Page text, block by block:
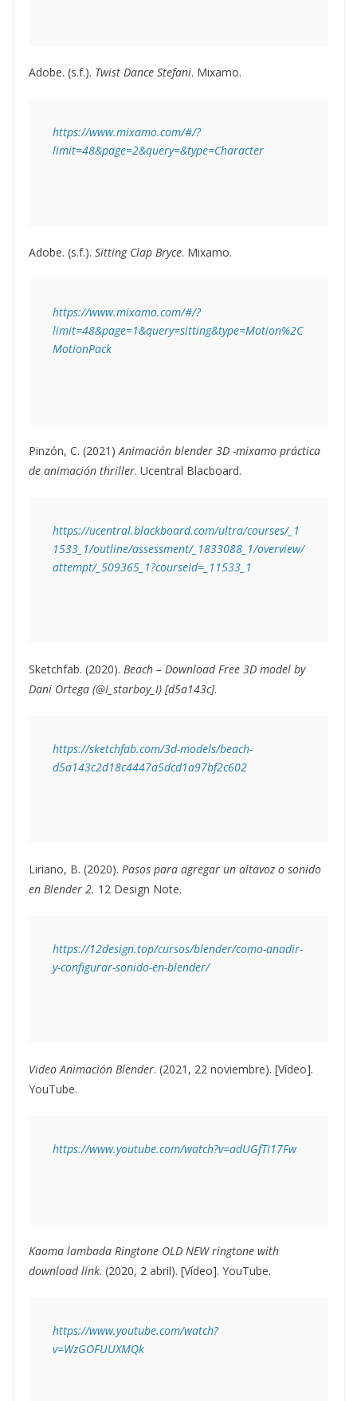
Adobe. (s.f.). Twist Dance Stefani. Mixamo.
https://www.mixamo.com/#/?
limit=48&page=2&query=&type=Character
Adobe. (s.f.). Sitting Clap Bryce. Mixamo.
https://www.mixamo.com/#/?
limit=48&page=1&query=sitting&type=Motion%2C
MotionPack
Pinzón, C. (2021)Animación blender 3D -mixamo práctica
de animación thriller. Ucentral Blacboard.
https://ucentral.blackboard.com/ultra/courses/_1
1533_1/outline/assessment/_1833088_1/overview/
attempt/_509365_1?courseId=_11533_1
Sketchfab. (2020). Beach – Download Free 3D model by
Dani Ortega (@I_starboy_I) [d5a143c].
https://sketchfab.com/3d-models/beach-
d5a143c2d18c4447a5dcd1a97bf2c602
Liriano, B. (2020). Pasos para agregar un altavoz o sonido
en Blender 2. 12 Design Note.
https://12design.top/cursos/blender/como-anadir-
y-configurar-sonido-en-blender/
Video Animación Blender. (2021, 22 noviembre). [Vídeo].
YouTube.
https://www.youtube.com/watch?v=adUGfTI17Fw
Kaoma lambada Ringtone OLD NEW ringtone with
download link. (2020, 2 abril). [Vídeo]. YouTube.
https://www.youtube.com/watch?
v=WzGOFUUXMQk